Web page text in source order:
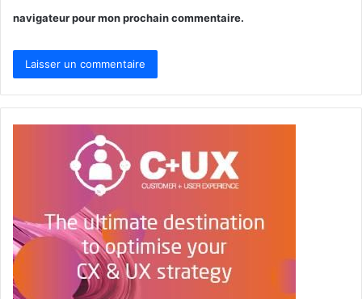
navigateur pour mon prochain commentaire.